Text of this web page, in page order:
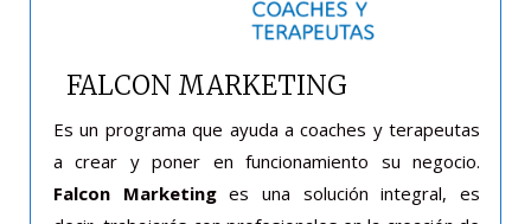
FALCON MARKETING
Es un programa que ayuda a coaches y terapeutas
a crear y poner en funcionamiento su negocio.
Falcon Marketinges una solución integral, es